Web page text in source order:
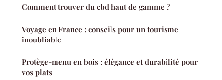
Comment trouver du cbd haut de gamme ?
Voyage en France : conseils pour un tourisme
inoubliable
Protège-menu en bois : élégance et durabilité pour
vos plats